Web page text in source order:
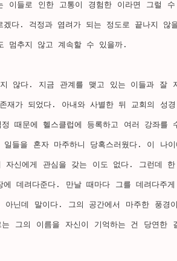
이들로 인한 고통이 경험한 이라면 그럴
다. 걱정과 염려가 되는 정도로 끝나지 않
멈추지 않고 계속할 수 있을까.
않다. 지금 관계를 맺고 있는 이들과 잘 지
재가 되었다. 아내와 사별한 뒤 교회의 성경
때문에 헬스클럽에 등록하고 여러 강좌를
들을 혼자 마주하니 당혹스러웠다. 이 나
자신에게 관심을 갖는 이도 없다. 그런데
데려다준다. 만날 때마다 그를 데려다주
닌데 말이다. 그의 공간에서 마주한 풍경
그의 이름을 자신이 기억하는 건 당연한